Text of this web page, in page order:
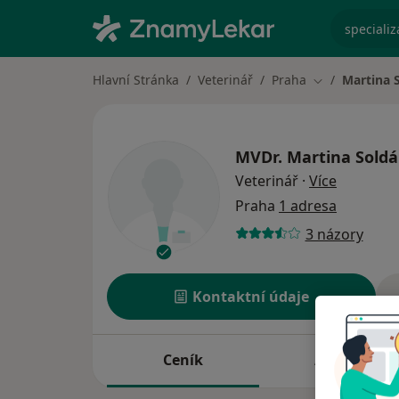
Hlavní Stránka Veterinář Praha Změna města
Martina
MVDr. Martina
Veterinář · Více
Praha 1 adresa
3 názory
Kontaktní údaje
Ceník Adresy